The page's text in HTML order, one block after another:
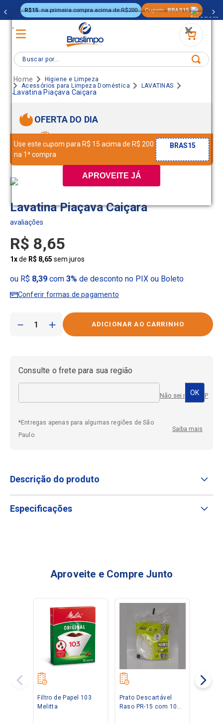
.
.
APROVEITE JÁ
R$15 na primeira compra acima de R$200 Cupom: BRAS15
Buscar por...
Higiene e Limpeza
Acessórios para Limpeza Doméstica
LAVATINAS
Lavatina Piaçava Caiçara
OFERTA DO DIA
Use este cupom para R$ 15 acima de R$ 200
na 1ª compra
BRAS15
Lavatina Piaçava Caiçara
R$ 8,65
1xde R$ 8,65 sem juros
ou R$ 8,39com 3% de desconto no PIX ou Boleto
Conferir formas de pagamento
＋
－
Consulte o frete para sua região
Não sei meu CEP
*Entregas apenas para algumas regiões de São
Paulo.
Saiba mais
Descrição do produto
Especificações
Aproveite e Compre Junto
Filtro de Papel 103
Melitta
Prato Descartável
Raso PR-15 com 10